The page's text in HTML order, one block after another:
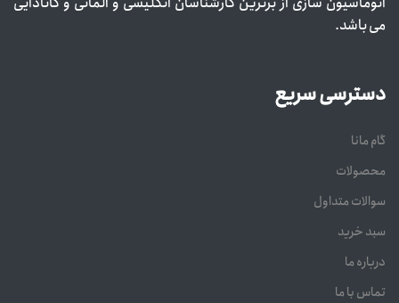
می باشد.
دسترسی سریع
گام مانا
محصولات
سوالات متداول
سبد خرید
درباره ما
تماس با ما